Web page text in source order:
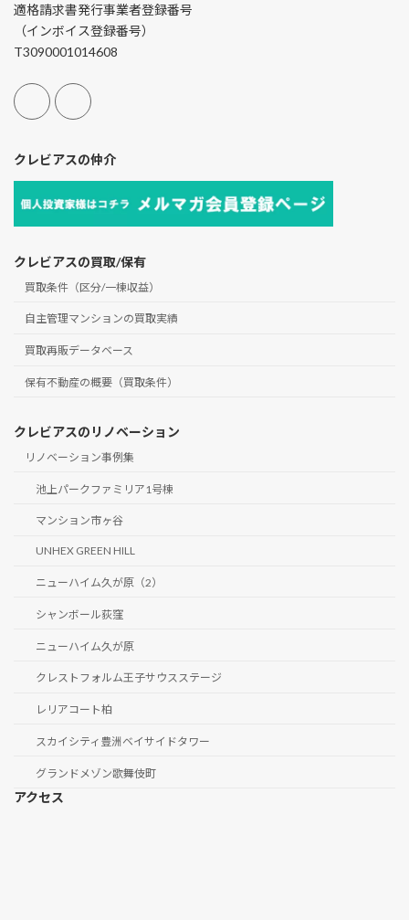
適格請求書発行事業者登録番号
（インボイス登録番号）
T3090001014608
クレビアスの仲介
クレビアスの買取/保有
買取条件（区分/一棟収益）
自主管理マンションの買取実績
買取再販データベース
保有不動産の概要（買取条件）
クレビアスのリノベーション
リノベーション事例集
池上パークファミリア1号棟
マンション市ヶ谷
UNHEX GREEN HILL
ニューハイム久が原（2）
シャンボール荻窪
ニューハイム久が原
クレストフォルム王子サウスステージ
レリアコート柏
スカイシティ豊洲ベイサイドタワー
グランドメゾン歌舞伎町
アクセス